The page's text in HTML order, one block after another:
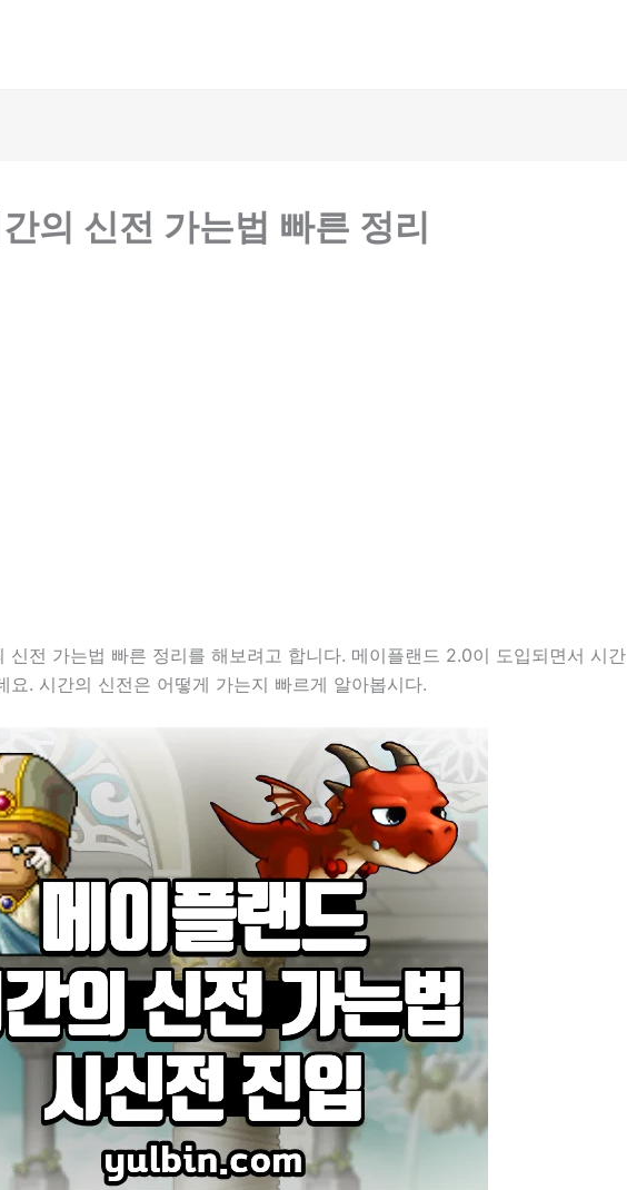
의 신전 가는법 빠른 정리
신전 가는법 빠른 정리를 해보려고 합니다. 메이플랜드 2.0이 도입되면서 시간
요. 시간의 신전은 어떻게 가는지 빠르게 알아봅시다.